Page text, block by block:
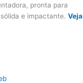
pronta para
e impactante. Veja